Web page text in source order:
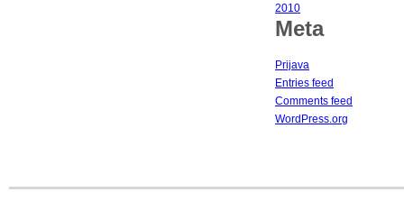
2010
Meta
Prijava
Entries feed
Comments feed
WordPress.org